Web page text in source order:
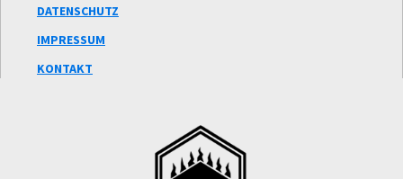
DATENSCHUTZ
IMPRESSUM
KONTAKT